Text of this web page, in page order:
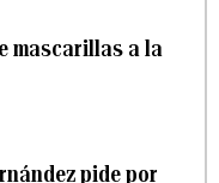
mascarillas a la
pide por